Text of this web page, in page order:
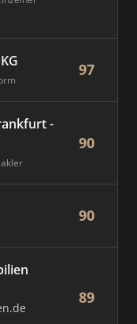
97
-
90
90
89